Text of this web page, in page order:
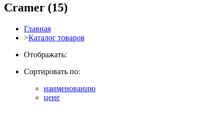
Cramer (15)
Главная
>Каталог товаров
Отображать:
Сортировать по:
наименованию
цене